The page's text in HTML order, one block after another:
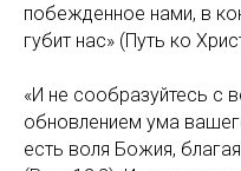
побежденное нами, в
губит нас» (Путь ко
«И не сообразуйтесь с
обновлением ума
есть воля Божия,